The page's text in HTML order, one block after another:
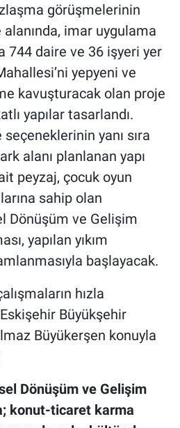
görüşmelerinin
alanında, imar uygulama
744 daire ve 36 işyeri yer
yepyeni ve
kavuşturacak olan proje
yapılar tasarlandı.
seçeneklerinin yanı sıra
alanı planlanan yapı
peyzaj, çocuk oyun
sahip olan
Dönüşüm ve Gelişim
yapılan yıkım
başlayacak.
hızla
Büyükşehir
Büyükerşen konuyla
Dönüşüm ve Gelişim
konut-ticaret karma